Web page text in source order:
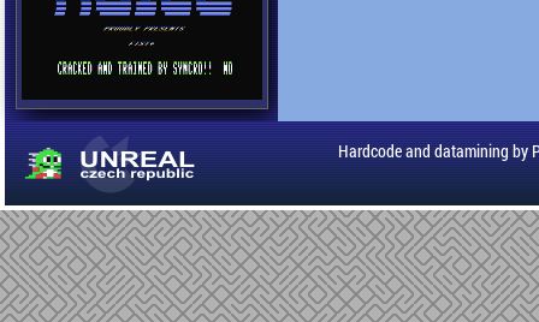
Hardcode and datamining by